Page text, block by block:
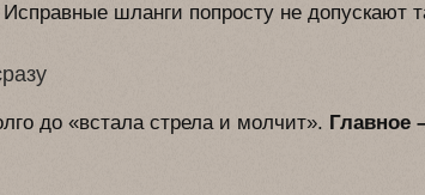
шланги попросту не допускают
до «встала стрела и молчит». Главное